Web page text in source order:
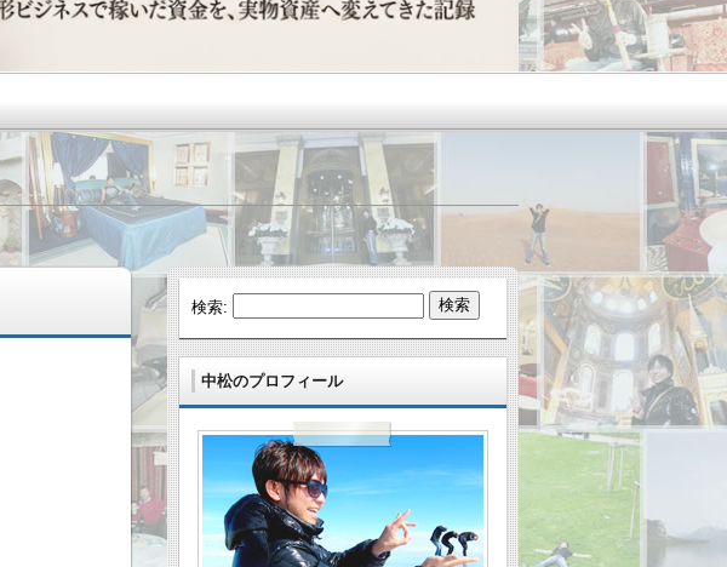
検索:
中松のプロフィール